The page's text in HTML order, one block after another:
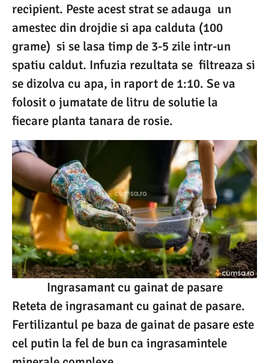
recipient. Peste acest strat se adauga un
amestec din drojdie si apa calduta (100
grame) si se lasa timp de 3-5 zile intr-un
spatiu caldut. Infuzia rezultata se filtreaza si
se dizolva cu apa, in raport de 1:10. Se va
folosit o jumatate de litru de solutie la
fiecare planta tanara de rosie.
Ingrasamant cu gainat de pasare
Reteta de ingrasamant cu gainat de pasare.
Fertilizantul pe baza de gainat de pasare este
cel putin la fel de bun ca ingrasamintele